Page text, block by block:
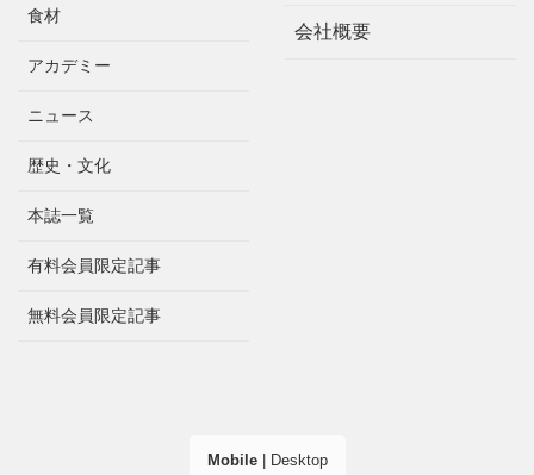
食材
アカデミー
ニュース
歴史・文化
本誌一覧
有料会員限定記事
無料会員限定記事
会社概要
Mobile| Desktop